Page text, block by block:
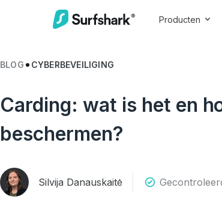
Producten
BLOG CYBERBEVEILIGING
Carding: wat is het en
beschermen?
Silvija Danauskaitė